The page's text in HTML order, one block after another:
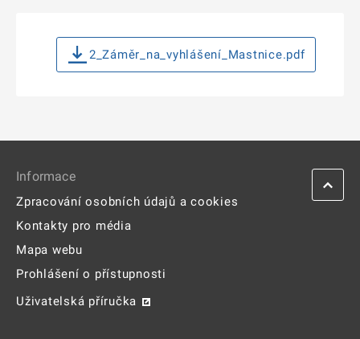
2_Záměr_na_vyhlášení_Mastnice.pdf
Informace
Zpracování osobních údajů a cookies
Kontakty pro média
Mapa webu
Prohlášení o přístupnosti
Uživatelská příručka